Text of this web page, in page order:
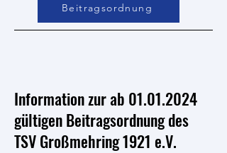
Beitragsordnung
Information zur ab 01.01.2024
gültigen Beitragsordnung des
TSV Großmehring 1921 e.V.